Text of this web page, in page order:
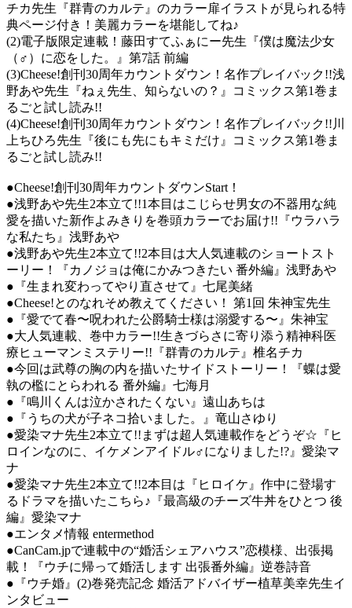
チカ先生『群青のカルテ』のカラー扉イラストが見られる特
典ページ付き！美麗カラーを堪能してね♪
(2)電子版限定連載！藤田すてふぁにー先生『僕は魔法少女
（♂）に恋をした。』第7話 前編
(3)Cheese!創刊30周年カウントダウン！名作プレイバック!!浅
野あや先生『ねぇ先生、知らないの？』コミックス第1巻ま
るごと試し読み!!
(4)Cheese!創刊30周年カウントダウン！名作プレイバック!!川
上ちひろ先生『後にも先にもキミだけ』コミックス第1巻ま
るごと試し読み!!
●Cheese!創刊30周年カウントダウンStart！
●浅野あや先生2本立て!!1本目はこじらせ男女の不器用な純
愛を描いた新作よみきりを巻頭カラーでお届け!!『ウラハラ
な私たち』浅野あや
●浅野あや先生2本立て!!2本目は大人気連載のショートスト
ーリー！『カノジョは俺にかみつきたい 番外編』浅野あや
●『生まれ変わってやり直させて』七尾美緒
●Cheese!とのなれそめ教えてください！ 第1回 朱神宝先生
●『愛でて春〜呪われた公爵騎士様は溺愛する〜』朱神宝
●大人気連載、巻中カラー!!生きづらさに寄り添う精神科医
療ヒューマンミステリー!!『群青のカルテ』椎名チカ
●今回は武尊の胸の内を描いたサイドストーリー！『蝶は愛
執の檻にとらわれる 番外編』七海月
●『鳴川くんは泣かされたくない』遠山あちは
●『うちの犬が子ネコ拾いました。』竜山さゆり
●愛染マナ先生2本立て!!まずは超人気連載作をどうぞ☆『ヒ
ロインなのに、イケメンアイドル♂になりました!?』愛染マ
ナ
●愛染マナ先生2本立て!!2本目は『ヒロイケ』作中に登場す
るドラマを描いたこちら♪『最高級のチーズ牛丼をひとつ 後
編』愛染マナ
●エンタメ情報 entermethod
●CanCam.jpで連載中の“婚活シェアハウス”恋模様、出張掲
載！『ウチに帰って婚活します 出張番外編』逆巻詩音
●『ウチ婚』(2)巻発売記念 婚活アドバイザー植草美幸先生イ
ンタビュー